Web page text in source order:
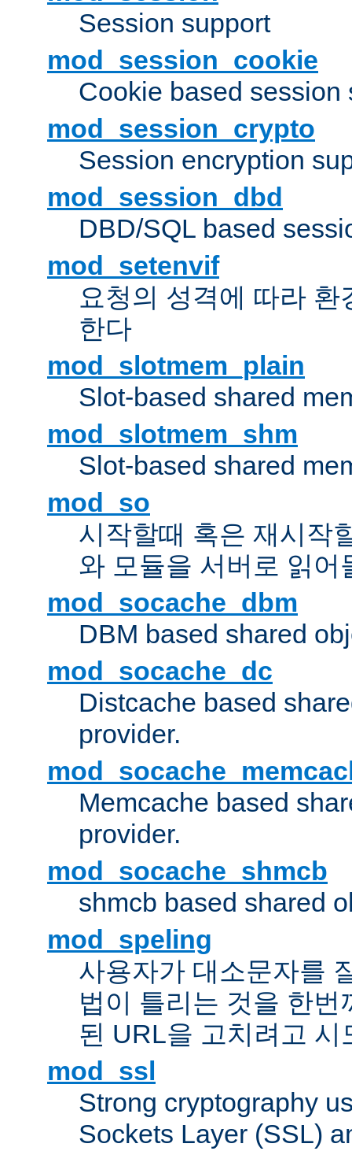
Session support
mod_session_cookie
Cookie based session
mod_session_crypto
Session encryption
mod_session_dbd
DBD/SQL based
mod_setenvif
요청의 성격에 따라
한다
mod_slotmem_plain
Slot-based shared
mod_slotmem_shm
Slot-based shared
mod_so
시작할때 혹은 재시작
와 모듈을 서버로 읽어
mod_socache_dbm
DBM based shared
mod_socache_dc
Distcache based
provider.
Memcache based
provider.
mod_socache_shmcb
shmcb based shared
mod_speling
사용자가 대소문자를
법이 틀리는 것을 한
된 URL을 고치려고 시
mod_ssl
Strong cryptography
Sockets Layer (SSL)